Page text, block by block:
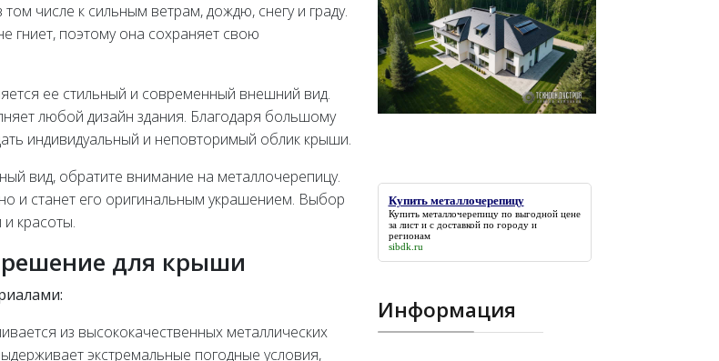
числе к сильным ветрам, дождю, снегу и граду.
гниет, поэтому она сохраняет свою
ее стильный и современный внешний вид.
любой дизайн здания. Благодаря большому
индивидуальный и неповторимый облик крыши.
вид, обратите внимание на металлочерепицу.
и станет его оригинальным украшением. Выбор
красоты.
для крыши
из высококачественных металлических
экстремальные погодные условия,
Купить металлочерепицу
Купить металлочерепицупо выгодной цене
за лист и с доставкой по городу и
регионам
sibdk.ru
Информация